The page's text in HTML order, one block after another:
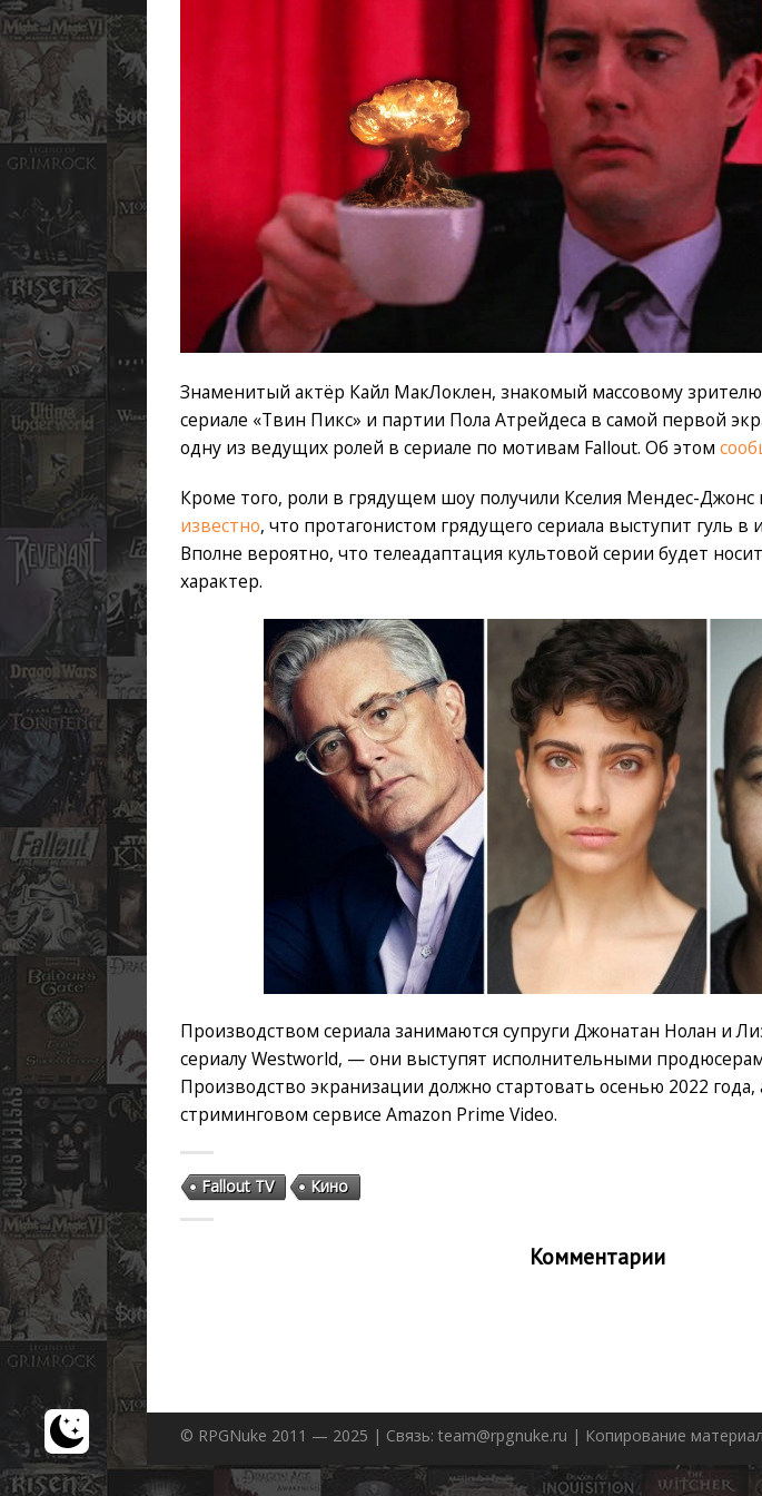
Знаменитый актёр Кайл МакЛоклен, знакомый массовому
сериале «Твин Пикс» и партии Пола Атрейдеса в самой первой
одну из ведущих ролей в сериале по мотивам Fallout. Об этом
Кроме того, роли в грядущем шоу получили Кселия Мендес-Джонс
известно, что протагонистом грядущего сериала выступит гуль в
Вполне вероятно, что телеадаптация культовой серии будет
характер.
Производством сериала занимаются супруги Джонатан Нолан и
сериалу Westworld, — они выступят исполнительными
Производство экранизации должно стартовать осенью 2022 года,
стриминговом сервисе Amazon Prime Video.
Fallout TV Кино
Комментарии
© RPGNuke 2011 — 2025 | Связь: team@rpgnuke.ru | Копирование